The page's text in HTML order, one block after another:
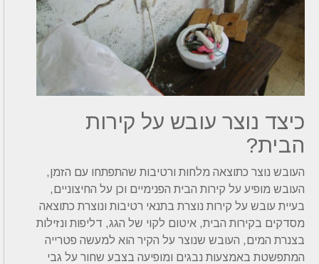
כיצד נוצר עובש על קירות
הבית?
העובש נוצר כתוצאה מלחות ורטיבות שהתפתחו עם הזמן,
העובש מופיע על קירות הבית הפנימיים וכן על החיצוניים,
בעיית עובש על קירות נוצרת בתנאי רטיבות ונוצרת כתוצאה
מסדקים בקירות הבית, איטום לקוי של הגג, דליפות ונזילות
בצנרת המים, העובש שנוצר על הקיר הוא למעשה פטרייה
המתפשטת באמצעות נבגים ומופיעה בצבע שחור על גבי